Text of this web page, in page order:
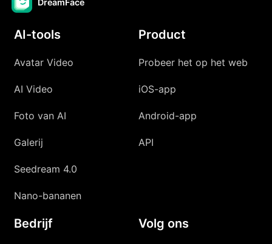
DreamFace
AI-tools
Avatar Video
AI Video
Foto van AI
Galerij
Seedream 4.0
Nano-bananen
Product
Probeer het op het web
iOS-app
Android-app
API
Bedrijf Volg ons